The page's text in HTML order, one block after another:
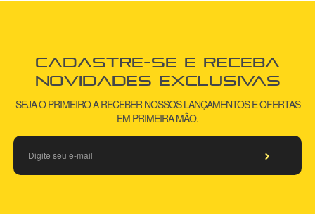
Cadastre-se e receba
novidades exclusivas
SEJA O PRIMEIRO A RECEBER NOSSOS LANÇAMENTOS E OFERTAS
EM PRIMEIRA MÃO.